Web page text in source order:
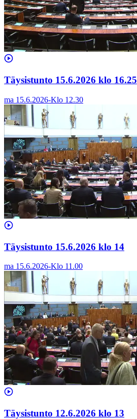
Täysistunto 15.6.2026 klo 16.25
ma 15.6.2026-Klo 12.30
Täysistunto 15.6.2026 klo 14
ma 15.6.2026-Klo 11.00
Täysistunto 12.6.2026 klo 13